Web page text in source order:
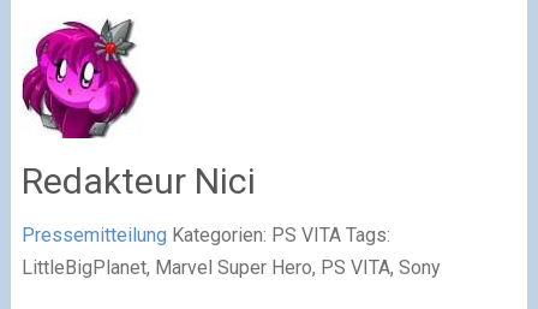
Redakteur Nici
Pressemitteilung Kategorien: PS VITA Tags:
LittleBigPlanet, Marvel Super Hero, PS VITA, Sony